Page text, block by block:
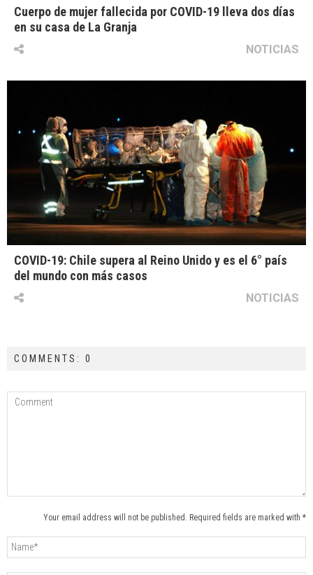
Cuerpo de mujer fallecida por COVID-19 lleva dos días
en su casa de La Granja
NOTICIAS
COVID-19: Chile supera al Reino Unido y es el 6° país
del mundo con más casos
NOTICIAS
COMMENTS: 0
Your email address will not be published. Required fields are marked with *